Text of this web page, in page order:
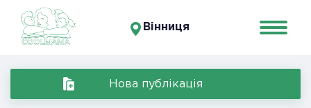
Вінниця
Нова публікація